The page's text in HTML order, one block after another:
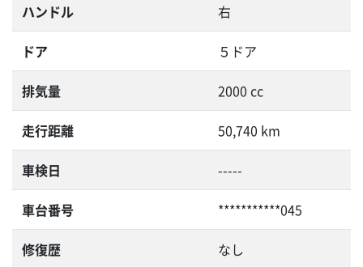
ハンドル 右
ドア ５ドア
排気量 2000 cc
走行距離 50,740 km
車検日 -----
車台番号 ***********045
修復歴 なし